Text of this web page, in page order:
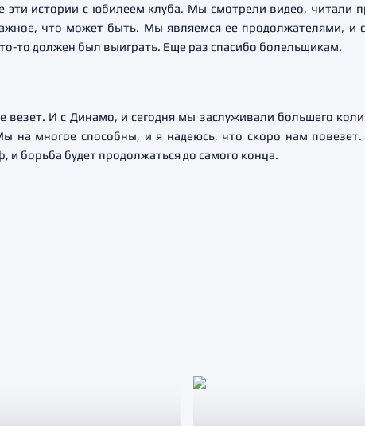
эти истории с юбилеем клуба. Мы смотрели видео, читали
что может быть. Мы являемся ее продолжателями, и
то должен был выиграть. Еще раз спасибо болельщикам.
везет. И с Динамо, и сегодня мы заслуживали большего
на многое способны, и я надеюсь, что скоро нам
борьба будет продолжаться до самого конца.